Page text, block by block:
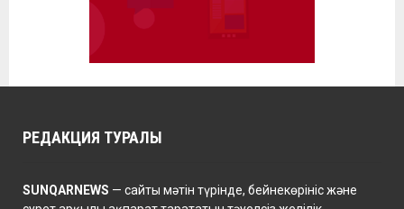
РЕДАКЦИЯ ТУРАЛЫ
SUNQARNEWS — сайты мәтін түрінде, бейнекөрініс және